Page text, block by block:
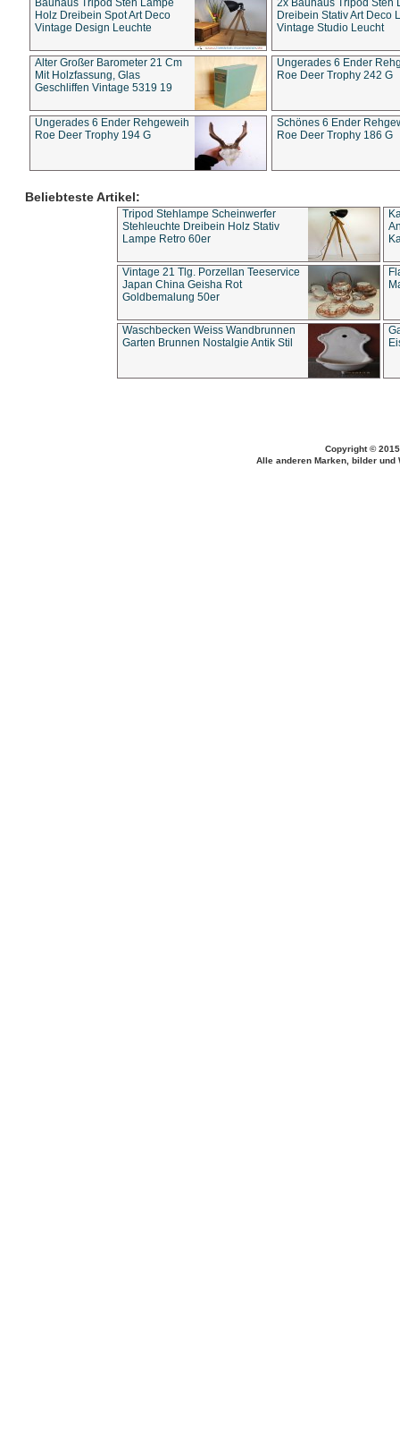
Bauhaus Tripod Steh Lampe
Holz Dreibein Spot Art Deco
Vintage Design Leuchte
2x Bauhaus Tripod Steh
Dreibein Stativ Art Deco
Vintage Studio Leucht
Alter Großer Barometer 21 Cm
Mit Holzfassung, Glas
Geschliffen Vintage 5319 19
Ungerades 6 Ender
Roe Deer Trophy 242 G
Ungerades 6 Ender Rehgeweih
Roe Deer Trophy 194 G
Schönes 6 Ender
Roe Deer Trophy 186 G
Beliebteste Artikel:
Tripod Stehlampe Scheinwerfer
Stehleuchte Dreibein Holz Stativ
Lampe Retro 60er
Vintage 21 Tlg. Porzellan Teeservice
Japan China Geisha Rot
Goldbemalung 50er
Waschbecken Weiss Wandbrunnen
Garten Brunnen Nostalgie Antik Stil
Copyright ©
Alle anderen Marken, bilder und